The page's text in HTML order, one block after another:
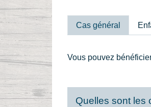
Cas général
Vous pouvez
Quelles sont les